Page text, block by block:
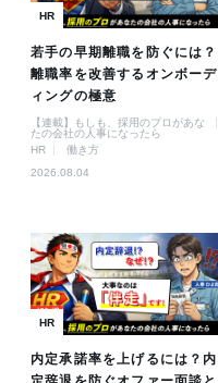
HR
若手の早期離職を防ぐには？
離職率を改善するオンボーデ
ィングの極意
【連載】もしも、採用のプロがあな
たの会社の人事になったら
HR
働き方
2026.08.04
HR
内定承諾率を上げるには？内